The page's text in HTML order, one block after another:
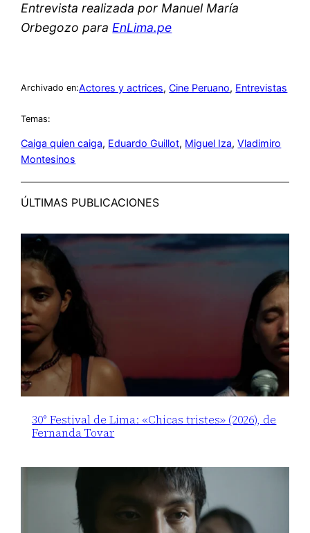
Entrevista realizada por Manuel María
Orbegozo paraEnLima.pe
Archivado en:Actores y actrices, Cine Peruano, Entrevistas
Temas:
Caiga quien caiga, Eduardo Guillot, Miguel Iza, Vladimiro
Montesinos
ÚLTIMAS PUBLICACIONES
30° Festival de Lima: «Chicas tristes» (2026), de
Fernanda Tovar